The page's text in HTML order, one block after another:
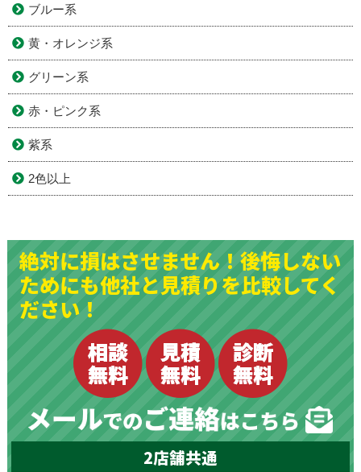
ブルー系
黄・オレンジ系
グリーン系
赤・ピンク系
紫系
2色以上
絶対に損はさせません！後悔しない
ためにも他社と見積りを比較してく
ださい！
2店舗共通